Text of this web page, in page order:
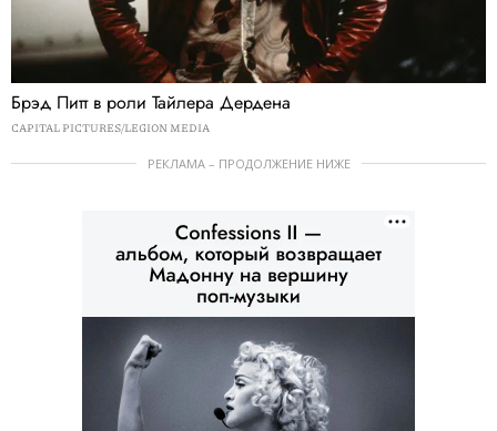
Брэд Питт в роли Тайлера Дердена
CAPITAL PICTURES/LEGION MEDIA
РЕКЛАМА – ПРОДОЛЖЕНИЕ НИЖЕ